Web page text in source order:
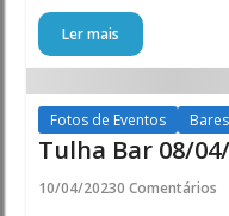
Ler mais
Fotos de Eventos
Tulha Bar 08/
10/04/20230 Comentários